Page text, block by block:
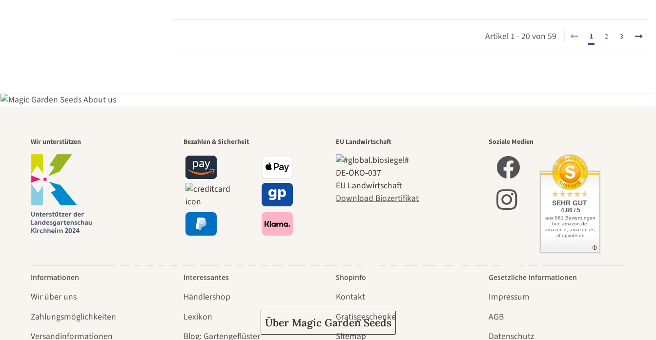
Artikel 1 - 20 von 59 1 2 3
Einer der schönsten
Wege zu uns selbst
führt durch den Garten
Über Magic Garden Seeds
Wir unterstützen Bezahlen & Sicherheit EU Landwirtschaft
DE‑ÖKO‑037
EU Landwirtschaft
Download Biozertifikat
Soziale Medien
SEHR GUT
4.86 / 5
aus 861 Bewertungen
bei: amazon.de,
amazon.it, amazon.es,
shopvote.de
Informationen
Wir über uns
Zahlungsmöglichkeiten
Versandinformationen
Interessantes
Händlershop
Lexikon
Blog: Gartengeflüster
Shopinfo
Kontakt
Gratisgeschenke
Sitemap
Gesetzliche Informationen
Impressum
AGB
Datenschutz